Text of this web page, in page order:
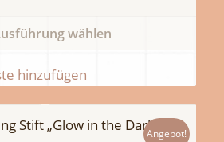
45,50 €.
wählen
hinzufügen
Stift „Glow in the DarkAngebot!